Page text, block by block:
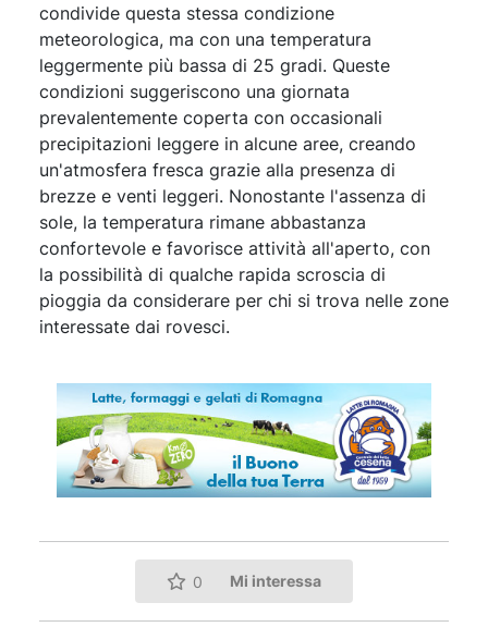
condivide questa stessa condizione
meteorologica, ma con una temperatura
leggermente più bassa di 25 gradi. Queste
condizioni suggeriscono una giornata
prevalentemente coperta con occasionali
precipitazioni leggere in alcune aree, creando
un'atmosfera fresca grazie alla presenza di
brezze e venti leggeri. Nonostante l'assenza di
sole, la temperatura rimane abbastanza
confortevole e favorisce attività all'aperto, con
la possibilità di qualche rapida scroscia di
pioggia da considerare per chi si trova nelle zone
interessate dai rovesci.
0 Mi interessa